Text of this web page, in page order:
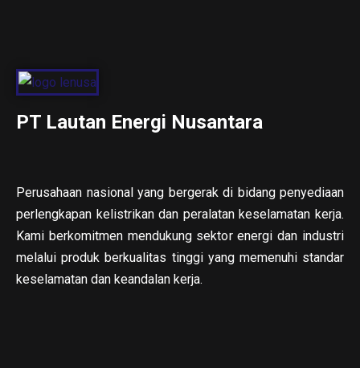
PT Lautan Energi Nusantara
Perusahaan nasional yang bergerak di bidang penyediaan
perlengkapan kelistrikan dan peralatan keselamatan kerja.
Kami berkomitmen mendukung sektor energi dan industri
melalui produk berkualitas tinggi yang memenuhi standar
keselamatan dan keandalan kerja.